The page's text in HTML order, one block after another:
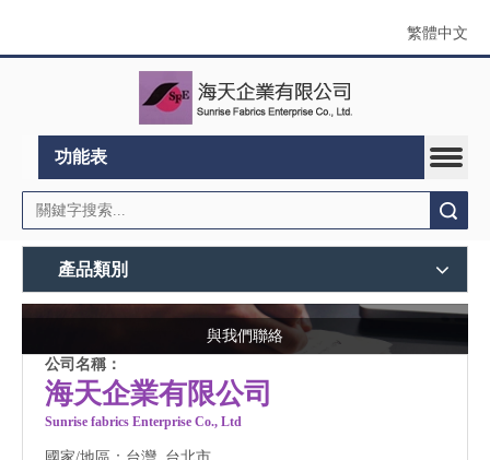
繁體中文
功能表
產品類別
與我們聯絡
公司名稱：
海天企業有限公司
Sunrise fabrics Enterprise Co., Ltd